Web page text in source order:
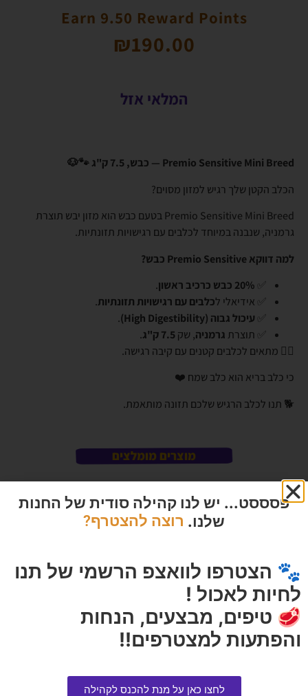
Earn 9.50 Reward Points
₪190.00
המלאי אזל
Premio Sensitive Mini Breed — כבש, 7.5 ק"ג 🐾🐶
הכלב הקטן שלך רגיש למזון מסוים?
Premio Sensitive Mini Breed בטעם כבש הוא מזון יבש תוצרת
גרמניה, שנבנה במיוחד לכלבים עם רגישויות תזונתיות.
למה דווקא Premio Sensitive כבש?
20% כבש כרכיב ראשון
.
✅ אידיאלי לכלבים עם רגישויות תזונתיות.
עיכול גבוה (High Digestibility)
.
✅ תוצרת גרמניה, שק 7.5 ק"ג
.
👈🏼 מתאים לכלבים קטנים עם קיבה רגישה.
כי כלב בריא הוא כלב שמח ❤️
🐕 תנו לכלב הרגיש שלכם תזונה מותאמת.
מוצרים מומלצים
מיאו מיקס טונה אמיתית וסלמון
פלקסי פאן רצועה S 1 יחידה
79.00
פסססט... יש לנו קהילה סודית של החנות
שלנו. רוצה להצטרף?
🐾 הצטרפו לוואצפ הרשמי של תנו
לחיות לאכול !
🥩 טיפים, מבצעים, הנחות
והפתעות למצטרפים!!
לחצו כאן על מנת להכנס לקהילה